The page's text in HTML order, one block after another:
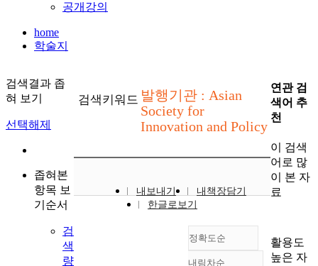
공개강의
home
학술지
검색결과 좁
혀 보기
선택해제
좁혀본
항목 보
기순서
검
색
량
검색키워드 발행기관 : Asian
Society for
Innovation and Policy
내보내기
내책장담기
한글로보기
정확도순
내림차순
연관 검
색어 추
천
이 검색
어로 많
이 본 자
료
활용도
높은 자